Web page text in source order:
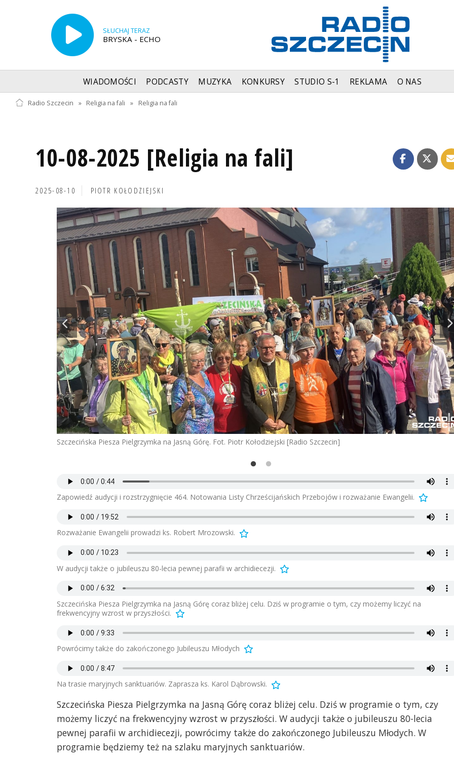
SŁUCHAJ TERAZ
BRYSKA - ECHO
WIADOMOŚCI PODCASTY MUZYKA KONKURSY STUDIO S-1 REKLAMA O NAS
Radio Szczecin » Religia na fali » Religia na fali
10-08-2025 [Religia na fali]
2025-08-10 PIOTR KOŁODZIEJSKI
Szczecińska Piesza Pielgrzymka na Jasną Górę. Fot. Piotr Kołodziejski [Radio Szczecin]
Zapowiedź audycji i rozstrzygnięcie 464. Notowania Listy Chrześcijańskich Przebojów i rozważanie Ewangelii.
Rozważanie Ewangelii prowadzi ks. Robert Mrozowski.
W audycji także o jubileuszu 80-lecia pewnej parafii w archidiecezji.
Szczecińska Piesza Pielgrzymka na Jasną Górę coraz bliżej celu. Dziś w programie o tym, czy możemy liczyć na
frekwencyjny wzrost w przyszłości.
Powrócimy także do zakończonego Jubileuszu Młodych
Na trasie maryjnych sanktuariów. Zaprasza ks. Karol Dąbrowski.
Szczecińska Piesza Pielgrzymka na Jasną Górę coraz bliżej celu. Dziś w programie o tym, czy
możemy liczyć na frekwencyjny wzrost w przyszłości. W audycji także o jubileuszu 80-lecia
pewnej parafii w archidiecezji, powrócimy także do zakończonego Jubileuszu Młodych. W
programie będziemy też na szlaku maryjnych sanktuariów.